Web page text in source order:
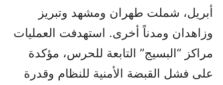
أبريل، شملت طهران ومشهد وتبريز
وزاهدان ومدناً أخرى. استهدفت العمليات
مراكز “البسيج” التابعة للحرس، مؤكدة
على فشل القبضة الأمنية للنظام وقدرة